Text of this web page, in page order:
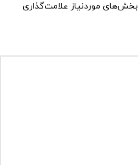
بخش‌های موردنیاز علامت‌گذاری